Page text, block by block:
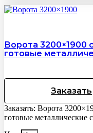
Ворота 3200×1900
готовые
Заказать
Заказать: Ворота
готовые металлические